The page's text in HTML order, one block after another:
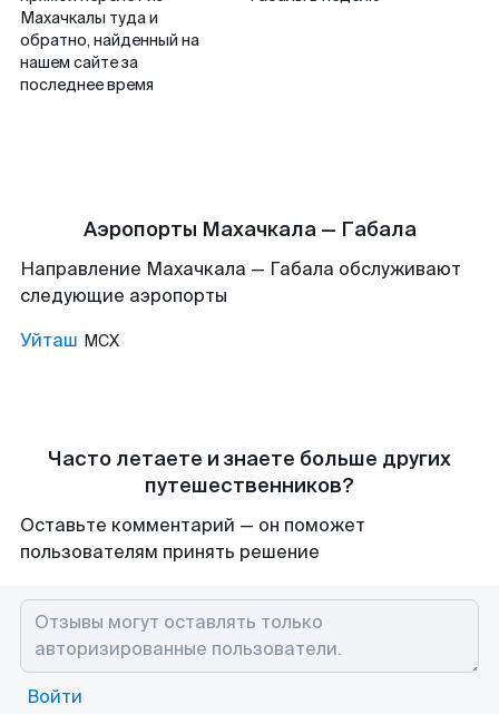
Махачкалы туда и
обратно, найденный на
нашем сайте за
последнее время
Аэропорты Махачкала — Габала
Направление Махачкала — Габала обслуживают
следующие аэропорты
Уйташ MCX
Часто летаете и знаете больше других
путешественников?
Оставьте комментарий — он поможет
пользователям принять решение
Войти